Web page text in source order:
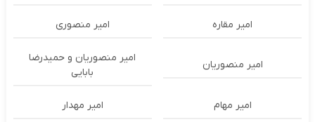
امیر مقاره امیر منصوری
امیر منصوریان
امیر منصوریان و حمیدرضا
بابایی
امیر مهام امیر مهدار